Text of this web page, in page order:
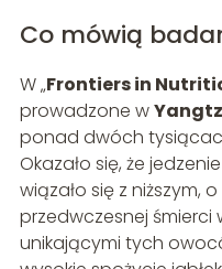
Co mówią
W „Frontiers in
prowadzone w
ponad dwóch
Okazało się, że
wiązało się z niższym, o
przedwczesnej
unikającymi tych